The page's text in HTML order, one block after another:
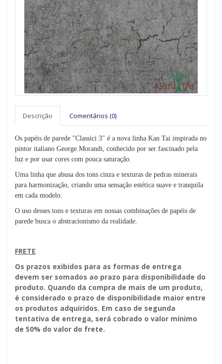
Descrição Comentários (0)
Os papéis de parede "Classici 3" é a nova linha Kan Tai inspirada no
pintor italiano George Morandi, conhecido por ser fascinado pela
luz e por usar cores com pouca saturação.
Uma linha que abusa dos tons cinza e texturas de pedras minerais
para harmonização, criando uma sensação estética suave e tranquila
em cada modelo.
O uso desses tons e texturas em nossas combinações de papéis de
parede busca o abstracionismo da realidade.
FRETE
Os prazos exibidos para as formas de entrega
devem ser somados ao prazo para disponibilidade do
produto. Quando da compra de mais de um produto,
é considerado o prazo de disponibilidade maior entre
os produtos adquiridos. Em caso de segunda
tentativa de entrega, será cobrado o valor mínimo
de 50% do valor do frete.